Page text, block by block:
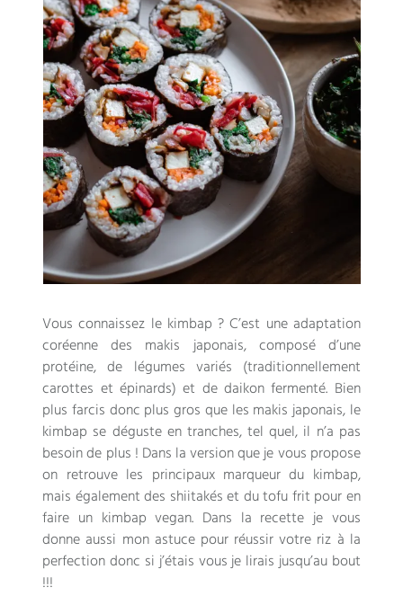
Vous connaissez le kimbap ? C’est une adaptation
coréenne des makis japonais, composé d’une
protéine, de légumes variés (traditionnellement
carottes et épinards) et de daikon fermenté. Bien
plus farcis donc plus gros que les makis japonais, le
kimbap se déguste en tranches, tel quel, il n’a pas
besoin de plus ! Dans la version que je vous propose
on retrouve les principaux marqueur du kimbap,
mais également des shiitakés et du tofu frit pour en
faire un kimbap vegan. Dans la recette je vous
donne aussi mon astuce pour réussir votre riz à la
perfection donc si j’étais vous je lirais jusqu’au bout
!!!